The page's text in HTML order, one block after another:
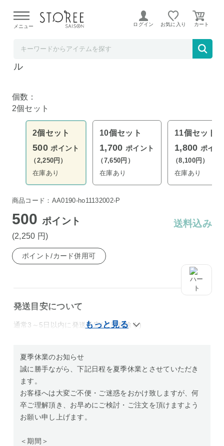
よる配送遅延が発生しております。
メニュー ログイン お気に入り
【単品2個セット】 クラシエ いち髪 和草オイ
ル
個数：
2個セット
2個セット
500 ポイント
（2,250円）
在庫あり
10個セット
1,700 ポイント
（7,650円）
在庫あり
11個セット
1,800 ポイン
（8,100円）
在庫あり
商品コード：AA0190-ho11132002-P
500ポイント
(2,250 円)
送料込み
ポイント/カード併用可
発送目安について
通常3～5日以内に発送予定(土日祝除く)
夏季休業のお知らせ
誠に勝手ながら、下記日程を夏季休業とさせていただき
ます。
お客様へは大変ご不便・ご迷惑をおかけ致しますが、何
卒ご理解頂き、お早めにご検討・ご注文を頂けますよう
お願い申し上げます。
＜期間＞